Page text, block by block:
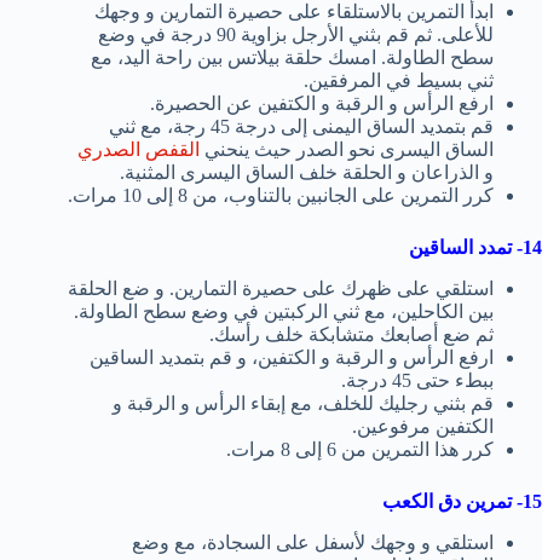
ابدأ التمرين بالاستلقاء على حصيرة التمارين و وجهك
للأعلى. ثم قم بثني الأرجل بزاوية 90 درجة في وضع
سطح الطاولة. امسك حلقة بيلاتس بين راحة اليد، مع
ثني بسيط في المرفقين.
ارفع الرأس و الرقبة و الكتفين عن الحصيرة.
قم بتمديد الساق اليمنى إلى درجة 45 رجة، مع ثني
الساق اليسرى نحو الصدر حيث ينحني القفص الصدري
و الذراعان و الحلقة خلف الساق اليسرى المثنية.
كرر التمرين على الجانبين بالتناوب، من 8 إلى 10 مرات.
14- تمدد الساقين
استلقي على ظهرك على حصيرة التمارين. و ضع الحلقة
بين الكاحلين، مع ثني الركبتين في وضع سطح الطاولة.
ثم ضع أصابعك متشابكة خلف رأسك.
ارفع الرأس و الرقبة و الكتفين، و قم بتمديد الساقين
ببطء حتى 45 درجة.
قم بثني رجليك للخلف، مع إبقاء الرأس و الرقبة و
الكتفين مرفوعين.
كرر هذا التمرين من 6 إلى 8 مرات.
15- تمرين دق الكعب
استلقي و وجهك لأسفل على السجادة، مع وضع